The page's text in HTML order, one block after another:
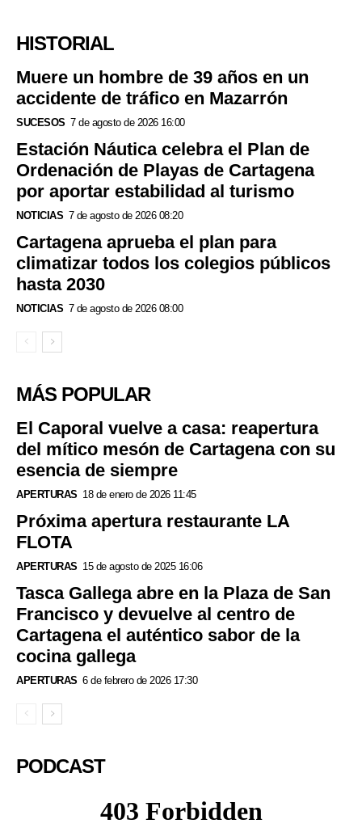
HISTORIAL
Muere un hombre de 39 años en un
accidente de tráfico en Mazarrón
SUCESOS 7 de agosto de 2026 16:00
Estación Náutica celebra el Plan de
Ordenación de Playas de Cartagena
por aportar estabilidad al turismo
NOTICIAS 7 de agosto de 2026 08:20
Cartagena aprueba el plan para
climatizar todos los colegios públicos
hasta 2030
NOTICIAS 7 de agosto de 2026 08:00
MÁS POPULAR
El Caporal vuelve a casa: reapertura
del mítico mesón de Cartagena con su
esencia de siempre
APERTURAS 18 de enero de 2026 11:45
Próxima apertura restaurante LA
FLOTA
APERTURAS 15 de agosto de 2025 16:06
Tasca Gallega abre en la Plaza de San
Francisco y devuelve al centro de
Cartagena el auténtico sabor de la
cocina gallega
APERTURAS 6 de febrero de 2026 17:30
PODCAST